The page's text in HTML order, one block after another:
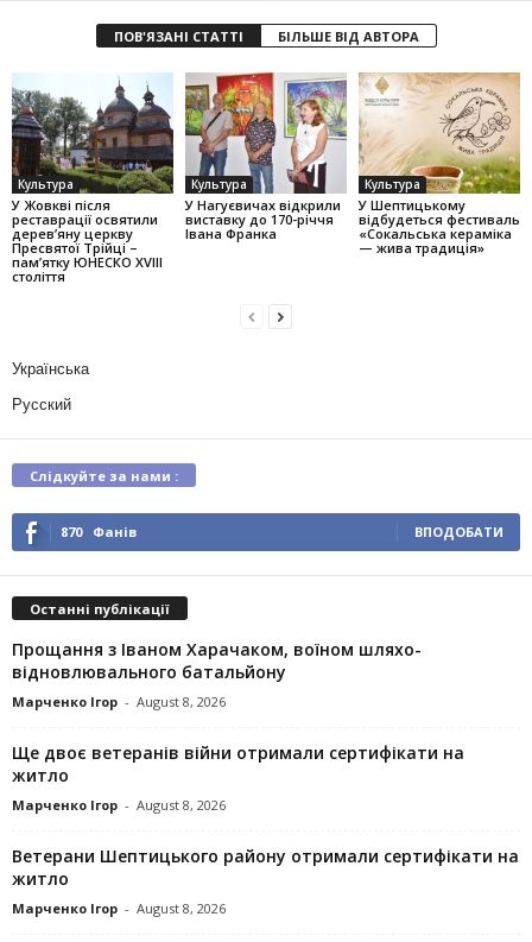
ПОВ'ЯЗАНІ СТАТТІ БІЛЬШЕ ВІД АВТОРА
Культура
У Жовкві після
реставрації освятили
дерев’яну церкву
Пресвятої Трійці –
пам’ятку ЮНЕСКО XVIII
століття
Культура
У Нагуєвичах відкрили
виставку до 170-річчя
Івана Франка
Культура
У Шептицькому
відбудеться фестиваль
«Сокальська кераміка
— жива традиція»
Українська
Русский
Слідкуйте за нами :
870 Фанів ВПОДОБАТИ
Останні публікації
Прощання з Іваном Харачаком, воїном шляхо-
відновлювального батальйону
Марченко Ігор - August 8, 2026
Ще двоє ветеранів війни отримали сертифікати на
житло
Марченко Ігор - August 8, 2026
Ветерани Шептицького району отримали сертифікати на
житло
Марченко Ігор - August 8, 2026